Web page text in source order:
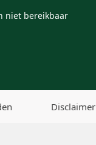
niet bereikbaar
Disclaimer